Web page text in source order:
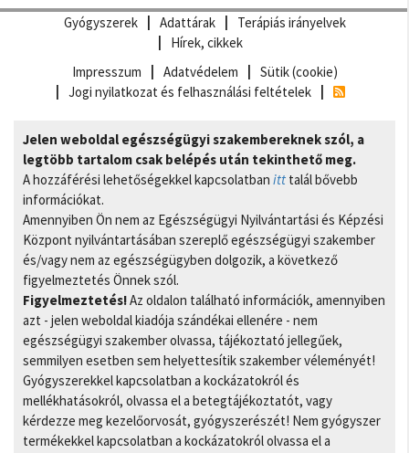
Gyógyszerek Adattárak
Terápiás irányelvek
Hírek, cikkek
Impresszum
Adatvédelem
Sütik (cookie)
Jogi nyilatkozat és felhasználási feltételek
Jelen weboldal egészségügyi szakembereknek szól, a
legtöbb tartalom csak belépés után tekinthető meg.
A hozzáférési lehetőségekkel kapcsolatban itt talál bővebb
információkat.
Amennyiben Ön nem az Egészségügyi Nyilvántartási és Képzési
Központ nyilvántartásában szereplő egészségügyi szakember
és/vagy nem az egészségügyben dolgozik, a következő
figyelmeztetés Önnek szól.
Figyelmeztetés!Az oldalon található információk, amennyiben
azt - jelen weboldal kiadója szándékai ellenére - nem
egészségügyi szakember olvassa, tájékoztató jellegűek,
semmilyen esetben sem helyettesítik szakember véleményét!
Gyógyszerekkel kapcsolatban a kockázatokról és
mellékhatásokról, olvassa el a betegtájékoztatót, vagy
kérdezze meg kezelőorvosát, gyógyszerészét! Nem gyógyszer
termékekkel kapcsolatban a kockázatokról olvassa el a